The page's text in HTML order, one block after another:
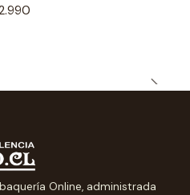
Online, administrada